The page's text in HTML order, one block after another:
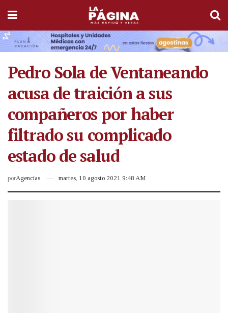
Pedro Sola de Ventaneando
acusa de traición a sus
compañeros por haber
filtrado su complicado
estado de salud
porAgencias martes, 10 agosto 2021 9:48 AM